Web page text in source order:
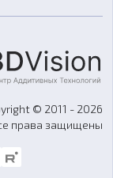
© 2011 - 2026
права защищены